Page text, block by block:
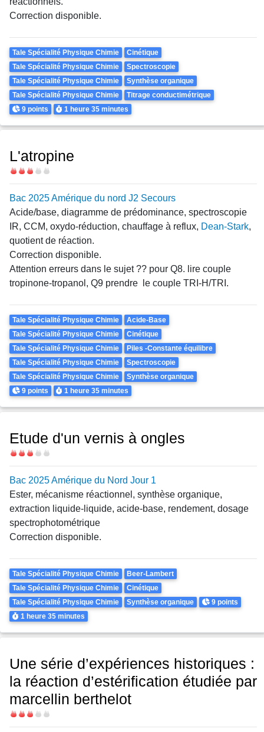
Correction disponible.
Theme
Tale Spécialité Physique Chimie
Cinétique
Tale Spécialité Physique Chimie
Spectroscopie
Tale Spécialité Physique Chimie
Synthèse organique
Tale Spécialité Physique Chimie
Titrage conductimétrique
Points
9 points Durée
1 heure35 minutes
L'atropine
Difficulté
Bac 2025 Amérique du nord J2 Secours
Acide/base, diagramme de prédominance, spectroscopie
IR, CCM, oxydo-réduction, chauffage à reflux, Dean-Stark,
quotient de réaction.
Correction disponible.
Attention erreurs dans le sujet ?? pour Q8. lire couple
tropinone-tropanol, Q9 prendre le couple TRI-H/TRI.
Theme
Tale Spécialité Physique Chimie
Acide-Base
Tale Spécialité Physique Chimie
Cinétique
Tale Spécialité Physique Chimie
Piles -Constante équilibre
Tale Spécialité Physique Chimie
Spectroscopie
Tale Spécialité Physique Chimie
Synthèse organique
Points
9 points Durée
1 heure35 minutes
Etude d'un vernis à ongles
Difficulté
Bac 2025 Amérique du Nord Jour 1
Ester, mécanisme réactionnel, synthèse organique,
extraction liquide-liquide, acide-base, rendement, dosage
spectrophotométrique
Correction disponible.
Theme
Tale Spécialité Physique Chimie
Beer-Lambert
Tale Spécialité Physique Chimie
Cinétique
Tale Spécialité Physique Chimie
Synthèse organique Points
9 points
Durée
1 heure 35 minutes
Une série d’expériences historiques :
la réaction d’estérification étudiée par
marcellin berthelot
Difficulté